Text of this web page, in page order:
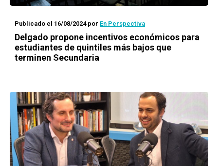
Publicado el 16/08/2024por En Perspectiva
Delgado propone incentivos económicos para
estudiantes de quintiles más bajos que
terminen Secundaria